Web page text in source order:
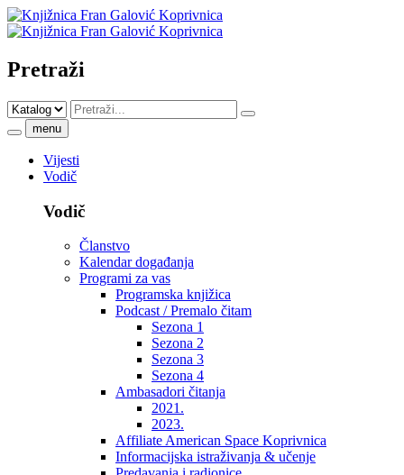
Pretraži
menu
Vijesti
Vodič
Vodič
Članstvo
Kalendar događanja
Programi za vas
Programska knjižica
Podcast / Premalo čitam
Sezona 1
Sezona 2
Sezona 3
Sezona 4
Ambasadori čitanja
2021.
2023.
Affiliate American Space Koprivnica
Informacijska istraživanja & učenje